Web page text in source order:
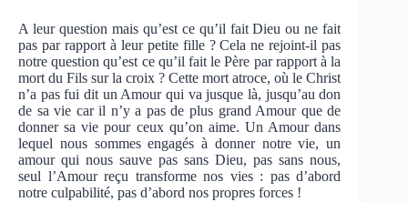
A leur question mais qu’est ce qu’il fait Dieu ou ne fait
pas par rapport à leur petite fille ? Cela ne rejoint-il pas
notre question qu’est ce qu’il fait le Père par rapport à la
mort du Fils sur la croix ? Cette mort atroce, où le Christ
n’a pas fui dit un Amour qui va jusque là, jusqu’au don
de sa vie car il n’y a pas de plus grand Amour que de
donner sa vie pour ceux qu’on aime. Un Amour dans
lequel nous sommes engagés à donner notre vie, un
amour qui nous sauve pas sans Dieu, pas sans nous,
seul l’Amour reçu transforme nos vies : pas d’abord
notre culpabilité, pas d’abord nos propres forces !